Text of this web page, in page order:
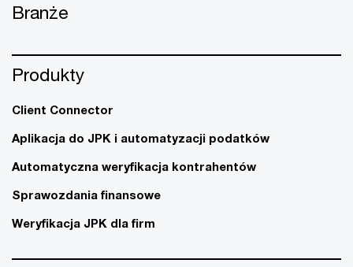
Branże
Produkty
Client Connector
Aplikacja do JPK i automatyzacji podatków
Automatyczna weryfikacja kontrahentów
Sprawozdania finansowe
Weryfikacja JPK dla firm